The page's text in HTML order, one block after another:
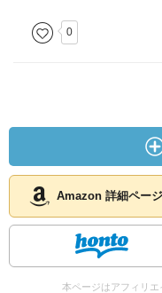
0
Amazon 詳細ペー
本ページはアフィリ